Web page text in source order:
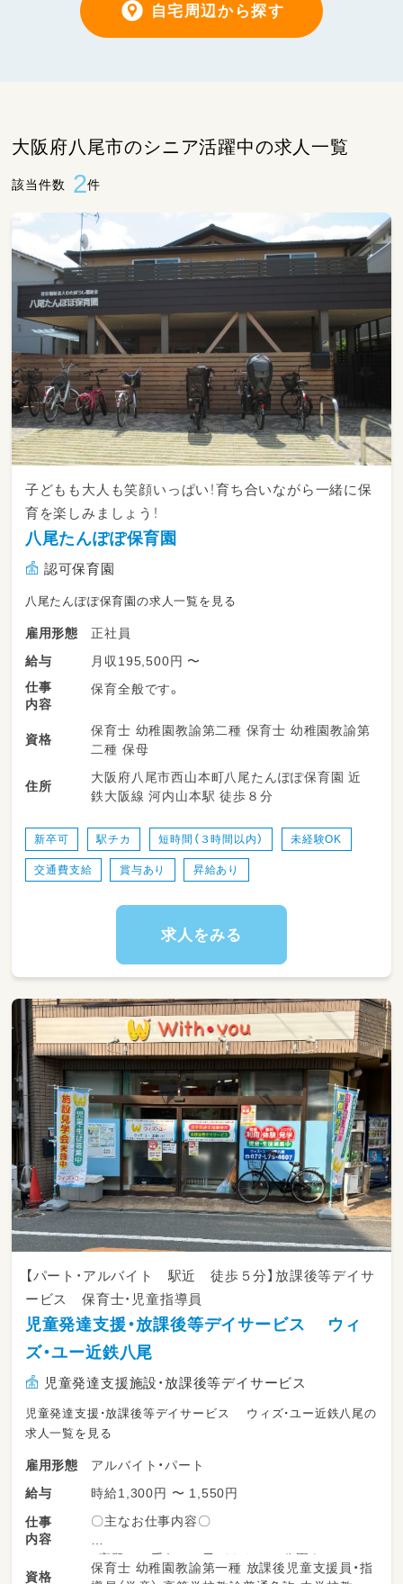
自宅周辺から探す
大阪府八尾市のシニア活躍中の求人一覧
該当件数 2件
子どもも大人も笑顔いっぱい！育ち合いながら一緒に保
育を楽しみましょう！
八尾たんぽぽ保育園
認可保育園
八尾たんぽぽ保育園の求人一覧を見る
雇用形態
正社員
給与
月収195,500円 〜
仕事
内容
保育全般です。
資格
保育士 幼稚園教諭第二種 保育士 幼稚園教諭第
二種 保母
住所
大阪府八尾市西山本町八尾たんぽぽ保育園 近
鉄大阪線 河内山本駅 徒歩８分
新卒可 駅チカ 短時間（３時間以内） 未経験OK
交通費支給 賞与あり 昇給あり
求人をみる
【パート・アルバイト 駅近 徒歩５分】放課後等デイサ
ービス 保育士・児童指導員
児童発達支援・放課後等デイサービス ウィ
ズ・ユー近鉄八尾
児童発達支援施設・放課後等デイサービス
児童発達支援・放課後等デイサービス ウィズ・ユー近鉄八尾の
求人一覧を見る
雇用形態
アルバイト・パート
給与
時給1,300円 〜 1,550円
仕事
内容
〇主なお仕事内容〇
・宿題のお手伝い ・子どもたちと公園あそび ・
着替えの補助 ・自由遊びの見守り ・添乗業務・
資格
保育士 幼稚園教諭第一種 放課後児童支援員・指